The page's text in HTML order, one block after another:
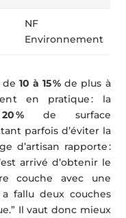
NF
Environnement
de10 à 15 % de plus à
en pratique : la
20 % de surface
parfois d’éviter la
d’artisan rapporte :
arrivé d’obtenir le
couche avec une
a fallu deux couches
Il vaut donc mieux